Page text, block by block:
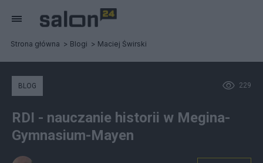
Strona główna Blogi Maciej Świrski
229
BLOG
RDI - nauczanie historii w Megina-
Gymnasium-Mayen